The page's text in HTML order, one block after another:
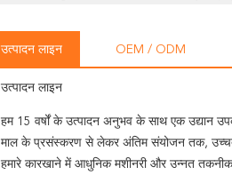
उत्पादन लाइन OEM / ODM
उत्पादन लाइन
हम 15 वर्षों के उत्पादन अनुभव के साथ एक उद्यान
माल के प्रसंस्करण से लेकर अंतिम संयोजन तक,
हमारे कारखाने में आधुनिक मशीनरी और उन्नत तकनीक